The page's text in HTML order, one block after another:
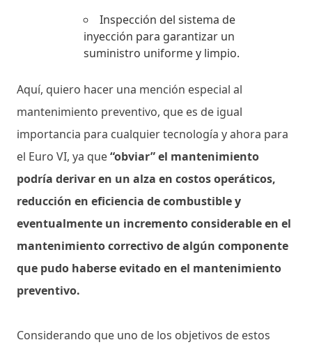
Inspección del sistema de
inyección para garantizar un
suministro uniforme y limpio.
Aquí, quiero hacer una mención especial al
mantenimiento preventivo, que es de igual
importancia para cualquier tecnología y ahora para
el Euro VI, ya que“obviar” el mantenimiento
podría derivar en un alza en costos operáticos,
reducción en eficiencia de combustible y
eventualmente un incremento considerable en el
mantenimiento correctivo de algún componente
que pudo haberse evitado en el mantenimiento
preventivo.
Considerando que uno de los objetivos de estos